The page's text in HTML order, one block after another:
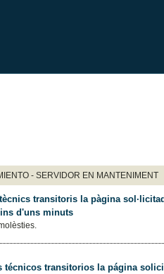
- SERVIDOR EN MANTENIMENT
transitoris la pàgina
d'uns minuts
técnicos transitorios la página